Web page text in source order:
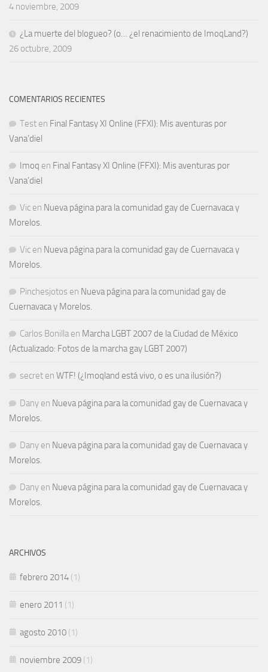
4 noviembre, 2009
¿La muerte del blogueo? (o… ¿el renacimiento de ImoqLand?)
26 octubre, 2009
COMENTARIOS RECIENTES
Test en Final Fantasy XI Online (FFXI): Mis aventuras por
Vana’diel
Imoq en Final Fantasy XI Online (FFXI): Mis aventuras por
Vana’diel
Vic en Nueva página para la comunidad gay de Cuernavaca y
Morelos.
Vic en Nueva página para la comunidad gay de Cuernavaca y
Morelos.
Pinchesjotos en Nueva página para la comunidad gay de
Cuernavaca y Morelos.
Carlos Bonilla en Marcha LGBT 2007 de la Ciudad de México
(Actualizado: Fotos de la marcha gay LGBT 2007)
secret en WTF! (¿Imoqland está vivo, o es una ilusión?)
Dany en Nueva página para la comunidad gay de Cuernavaca y
Morelos.
Dany en Nueva página para la comunidad gay de Cuernavaca y
Morelos.
Dany en Nueva página para la comunidad gay de Cuernavaca y
Morelos.
ARCHIVOS
febrero 2014 (1)
enero 2011 (1)
agosto 2010 (1)
noviembre 2009 (1)